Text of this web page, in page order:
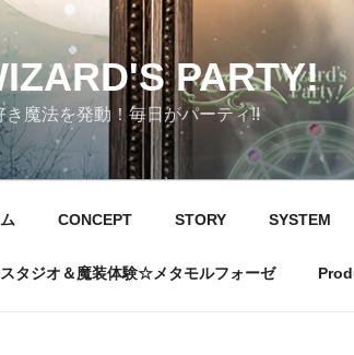
PARTY!
き魔法を発動！毎日がパーティ!!
CONCEPT STORY SYSTEM
タジオ＆魔装体験☆メタモルフォーゼ